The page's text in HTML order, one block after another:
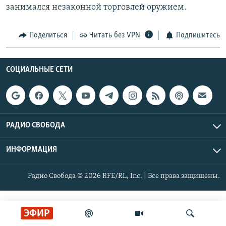
РАСПИСАНИЕ ВЕЩАНИЯ
Все сайты РСЕ/РС
ЭФИР
занимался незаконной торговлей оружием.
Поделиться Читать без VPN Подпишитесь
СОЦИАЛЬНЫЕ СЕТИ
РАДИО СВОБОДА
ИНФОРМАЦИЯ
Радио Свобода © 2026 RFE/RL, Inc. | Все права защищены.